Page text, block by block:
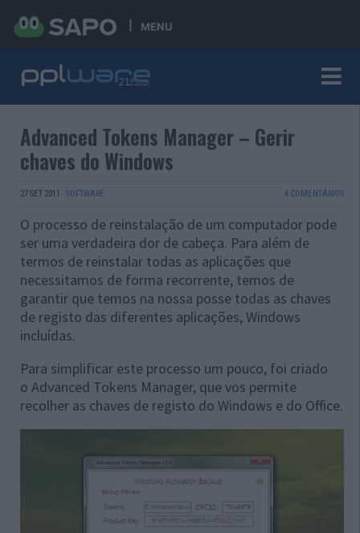
MENU
Advanced Tokens Manager – Gerir
chaves do Windows
27 SET 2011 · SOFTWARE 4 COMENTÁRIOS
O processo de reinstalação de um computador pode
ser uma verdadeira dor de cabeça. Para além de
termos de reinstalar todas as aplicações que
necessitamos de forma recorrente, temos de
garantir que temos na nossa posse todas as chaves
de registo das diferentes aplicações, Windows
incluídas.
Para simplificar este processo um pouco, foi criado
o Advanced Tokens Manager, que vos permite
recolher as chaves de registo do Windows e do Office.